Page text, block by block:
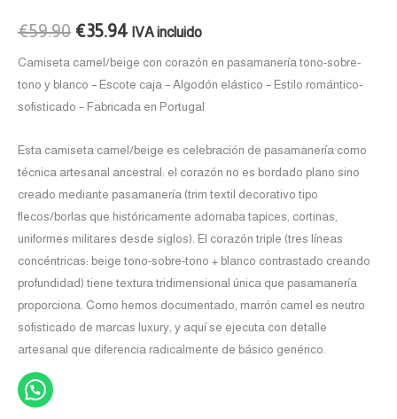
€59.90 €35.94 IVA incluido
Camiseta camel/beige con corazón en pasamanería tono-sobre-
tono y blanco – Escote caja – Algodón elástico – Estilo romántico-
sofisticado – Fabricada en Portugal
Esta camiseta camel/beige es celebración de pasamanería como
técnica artesanal ancestral: el corazón no es bordado plano sino
creado mediante pasamanería (trim textil decorativo tipo
flecos/borlas que históricamente adornaba tapices, cortinas,
uniformes militares desde siglos). El corazón triple (tres líneas
concéntricas: beige tono-sobre-tono + blanco contrastado creando
profundidad) tiene textura tridimensional única que pasamanería
proporciona. Como hemos documentado, marrón camel es neutro
sofisticado de marcas luxury, y aquí se ejecuta con detalle
artesanal que diferencia radicalmente de básico genérico.